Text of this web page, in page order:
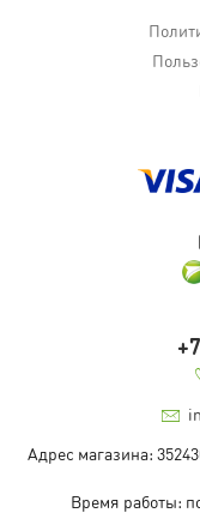
Адрес магазина:
Время работы: